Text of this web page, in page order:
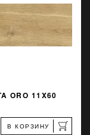
ORO 11X60
В КОРЗИНУ